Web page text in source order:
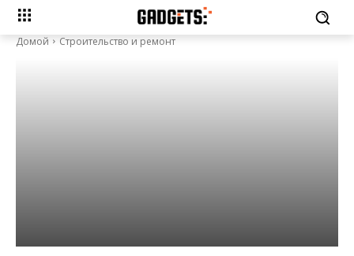
Домой Строительство и ремонт